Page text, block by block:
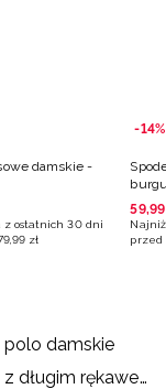
damskie -
z ostatnich 30 dni
,99 zł
-14%
59,99
przed
polo damskie
Koszulki z długim rękawem damskie